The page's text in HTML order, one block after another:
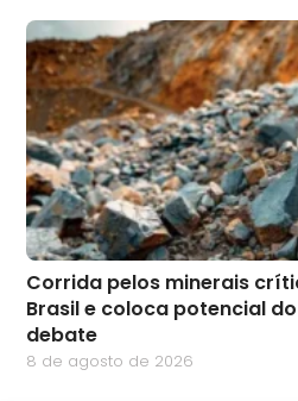
Corrida pelos minerais
Brasil e coloca potencial
debate
8 de agosto de 2026